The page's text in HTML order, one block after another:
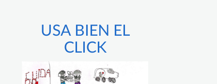
USA BIEN EL
CLICK